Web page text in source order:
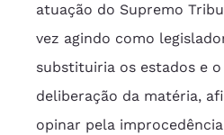
atuação do Supremo
vez agindo como
substituiria os estados e
deliberação da matéria,
opinar pela